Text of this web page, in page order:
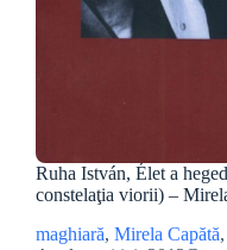
Ruha István, Élet a
constelaţia viorii) –
maghiară, Mirela Capătă,